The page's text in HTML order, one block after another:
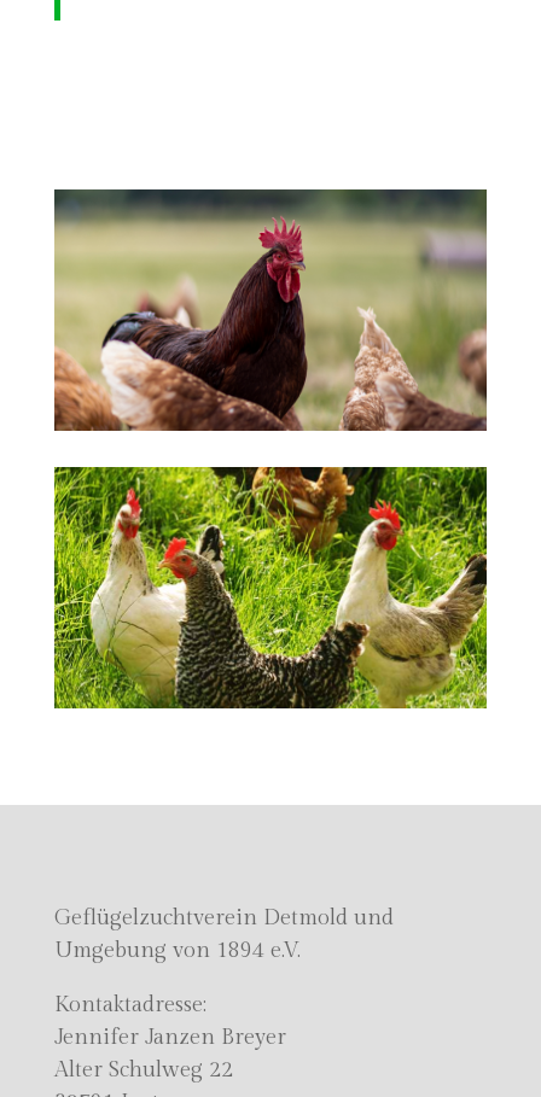
Geflügelzuchtverein Detmold und
Umgebung von 1894 e.V.
Kontaktadresse:
Jennifer Janzen Breyer
Alter Schulweg 22